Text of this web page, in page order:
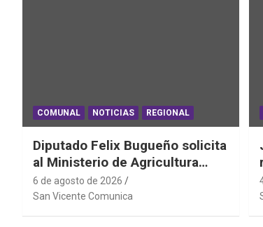
COMUNAL NOTICIAS REGIONAL
Diputado Felix Bugueño solicita
al Ministerio de Agricultura
informe por daños de las lluvias
en la Región de O´Higgins
6 de agosto de 2026
San Vicente Comunica